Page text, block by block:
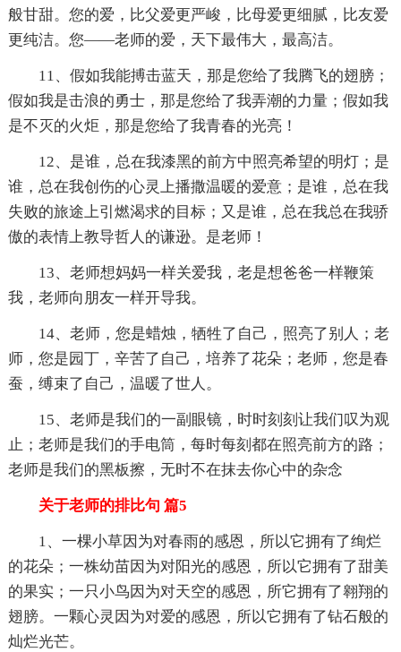
般甘甜。您的爱，比父爱更严峻，比母爱更细腻，比友爱
更纯洁。您——老师的爱，天下最伟大，最高洁。
11、假如我能搏击蓝天，那是您给了我腾飞的翅膀；
假如我是击浪的勇士，那是您给了我弄潮的力量；假如我
是不灭的火炬，那是您给了我青春的光亮！
12、是谁，总在我漆黑的前方中照亮希望的明灯；是
谁，总在我创伤的心灵上播撒温暖的爱意；是谁，总在我
失败的旅途上引燃渴求的目标；又是谁，总在我总在我骄
傲的表情上教导哲人的谦逊。是老师！
13、老师想妈妈一样关爱我，老是想爸爸一样鞭策
我，老师向朋友一样开导我。
14、老师，您是蜡烛，牺牲了自己，照亮了别人；老
师，您是园丁，辛苦了自己，培养了花朵；老师，您是春
蚕，缚束了自己，温暖了世人。
15、老师是我们的一副眼镜，时时刻刻让我们叹为观
止；老师是我们的手电筒，每时每刻都在照亮前方的路；
老师是我们的黑板擦，无时不在抹去你心中的杂念
关于老师的排比句 篇5
1、一棵小草因为对春雨的感恩，所以它拥有了绚烂
的花朵；一株幼苗因为对阳光的感恩，所以它拥有了甜美
的果实；一只小鸟因为对天空的感恩，所它拥有了翱翔的
翅膀。一颗心灵因为对爱的感恩，所以它拥有了钻石般的
灿烂光芒。